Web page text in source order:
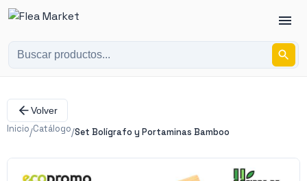
Volver
Inicio/Catálogo/Set Bolígrafo y Portaminas Bamboo